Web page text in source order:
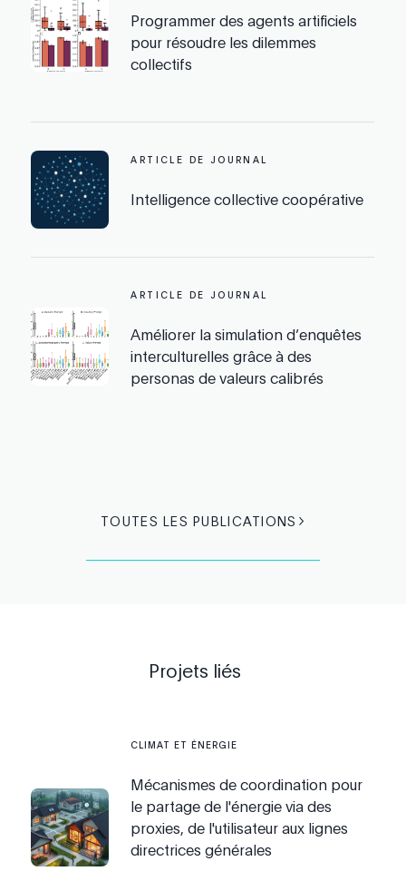
Programmer des agents artificiels
pour résoudre les dilemmes
collectifs
ARTICLE DE JOURNAL
Intelligence collective coopérative
ARTICLE DE JOURNAL
Améliorer la simulation d’enquêtes
interculturelles grâce à des
personas de valeurs calibrés
TOUTES LES PUBLICATIONS
Projets liés
CLIMAT ET ÉNERGIE
Mécanismes de coordination pour
le partage de l'énergie via des
proxies, de l'utilisateur aux lignes
directrices générales